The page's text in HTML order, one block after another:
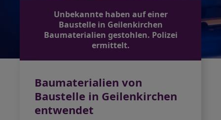
Unbekannte haben auf einer
Baustelle in Geilenkirchen
Baumaterialien gestohlen. Polizei
ermittelt.
Baumaterialien von
Baustelle in Geilenkirchen
entwendet